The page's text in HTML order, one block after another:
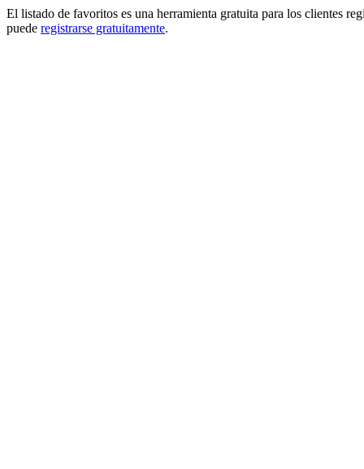
El listado de favoritos es una herramienta gratuita para los clientes
puede registrarse gratuitamente.